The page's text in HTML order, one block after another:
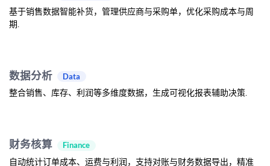
基于销售数据智能补货，管理供应商与采购单，优化采购成本与周
期.
数据分析 Data
整合销售、库存、利润等多维度数据，生成可视化报表辅助决策.
财务核算 Finance
自动统计订单成本、运费与利润，支持对账与财务数据导出，精准